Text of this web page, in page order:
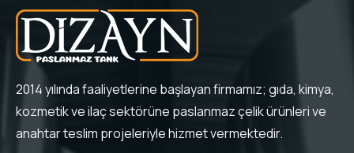
2014 yılında faaliyetlerine başlayan firmamız; gıda, kimya,
kozmetik ve ilaç sektörüne paslanmaz çelik ürünleri ve
anahtar teslim projeleriyle hizmet vermektedir.